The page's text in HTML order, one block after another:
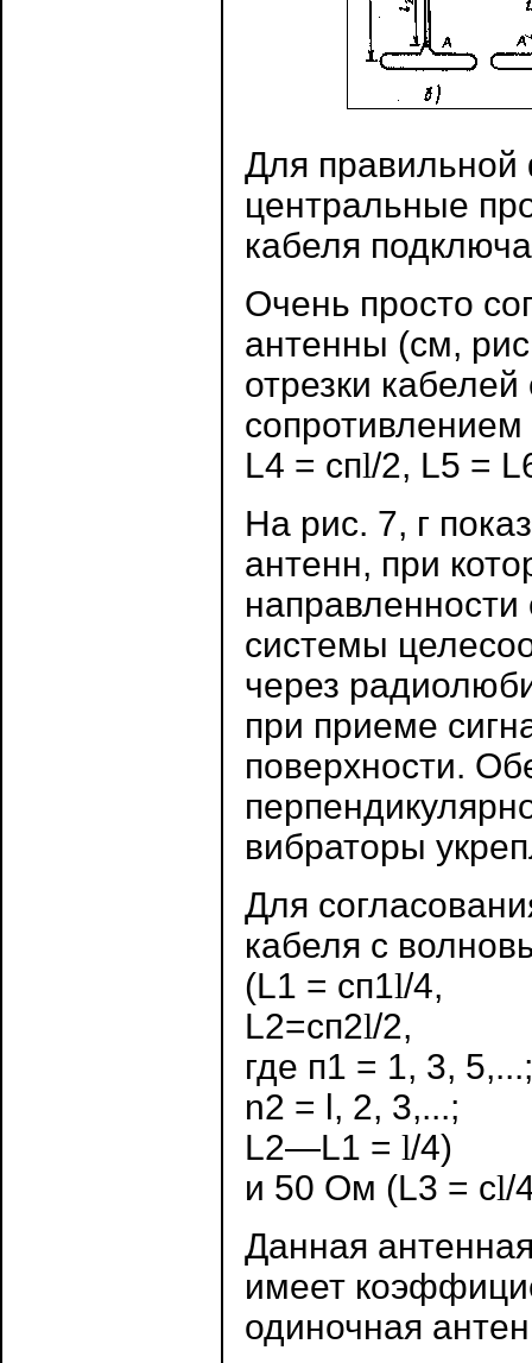
Для правильной
центральные
кабеля
Очень просто
антенны (см,
отрезки
L4 = cпl/2, L5 =
На рис. 7, г
антенн, при
направленности
системы
через
при приеме
поверхности.
вибраторы
Для
кабеля с
(L1 = cп1l/4,
L2=cп2l/2,
где п1 = 1, 3, 5,...;
n2 = l, 2, 3,...;
L2—L1 = l/4)
и 50 Ом (L3 = сl/
Данная
имеет
одиночная